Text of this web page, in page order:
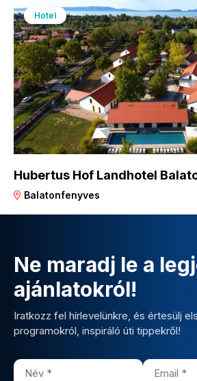
Hotel
Hubertus Hof Landhotel
Balatonfenyves
Ne maradj le a
ajánlatokról!
Iratkozz fel hírlevelünkre, és értesülj
programokról, inspiráló úti tippekről!